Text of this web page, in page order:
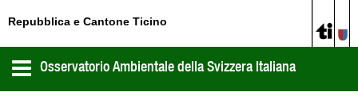
Repubblica e Cantone Ticino